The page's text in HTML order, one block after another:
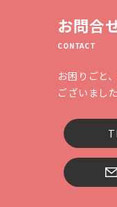
お問合
CONTACT
お困りごと
ございまし